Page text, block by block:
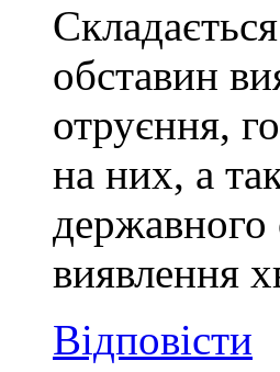
обставин
отруєння,
на них, а
державного
виявлення
Відповісти